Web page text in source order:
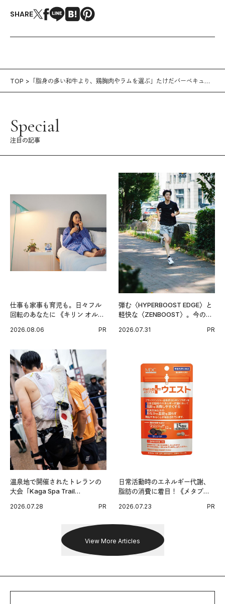
SHARE
TOP
「脂身の多い和牛より、鶏胸肉やラムを選ぶ」たけだバーベキュー
Special
注目の記事
仕事も家事も育児も。日々フル
回転のあなたに 《キリン オルニ
2026.08.06 PR
弾む〈HYPERBOOST EDGE〉と
軽快な〈ZENBOOST〉。今の時
出した新機軸。
2026.07.31 PR
温泉地で開催されたトレランの
大会「Kaga Spa Trail
戦を夢見るランナーたちの奮闘
2026.07.28 PR
日常活動時のエネルギー代謝、
脂肪の消費に着目！《メタプラ
習慣。
2026.07.23 PR
View More Articles